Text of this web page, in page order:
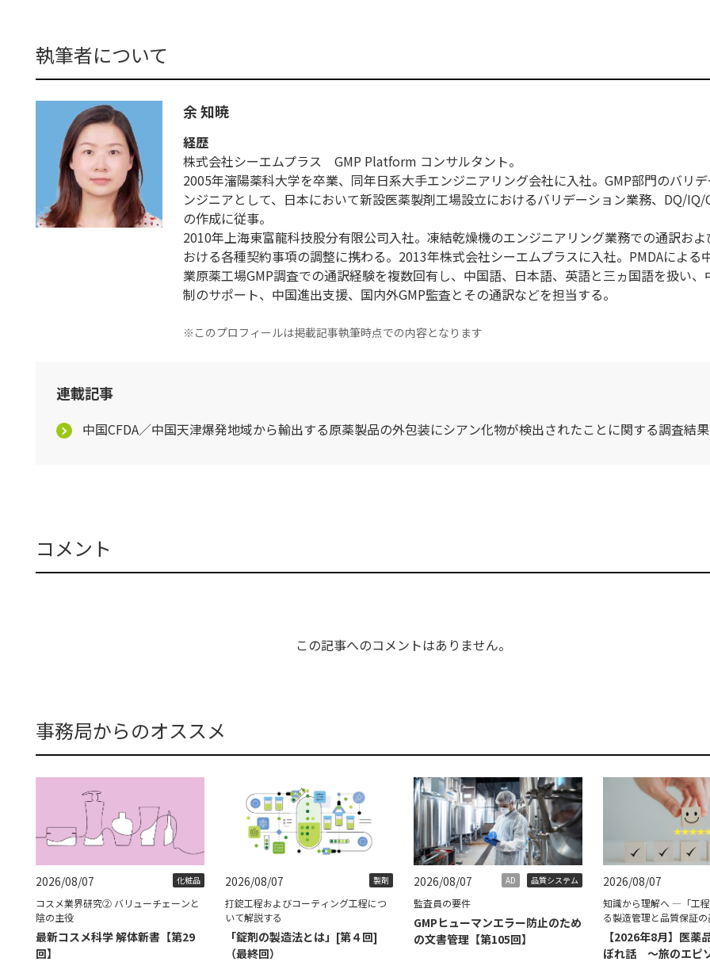
執筆者について
余 知暁
経歴
株式会社シーエムプラス GMP Platform コンサルタント。
2005年瀋陽薬科大学を卒業、同年日系大手エンジニアリング会社に入社。GMP部門のバリ
ンジニアとして、日本において新設医薬製剤工場設立におけるバリデーション業務、DQ/IQ/
の作成に従事。
2010年上海東富龍科技股分有限公司入社。凍結乾燥機のエンジニアリング業務での通訳およ
おける各種契約事項の調整に携わる。2013年株式会社シーエムプラスに入社。PMDAによる
業原薬工場GMP調査での通訳経験を複数回有し、中国語、日本語、英語と三ヵ国語を扱い、
制のサポート、中国進出支援、国内外GMP監査とその通訳などを担当する。
※このプロフィールは掲載記事執筆時点での内容となります
連載記事
中国CFDA／中国天津爆発地域から輸出する原薬製品の外包装にシアン化物が検出されたことに関する調査結果
コメント
この記事へのコメントはありません。
事務局からのオススメ
2026/08/07 化粧品
コスメ業界研究② バリューチェーンと
陰の主役
最新コスメ科学 解体新書【第29
回】
2026/08/07 製剤
打錠工程およびコーティング工程につ
いて解説する
「錠剤の製造法とは」[第４回]
（最終回）
2026/08/07 AD 品質システム
監査員の要件
GMPヒューマンエラー防止のため
の文書管理【第105回】
2026/08/07
知識から理解へ ―「工
る製造管理と品質保証
【2026年8月】医薬
ぼれ話 ～旅のエピ